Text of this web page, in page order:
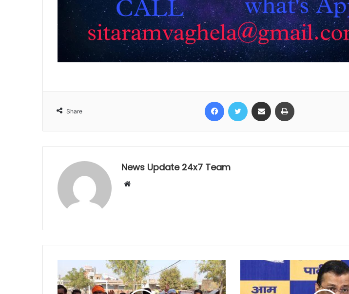
Share
FacebookTwitter Share via Email
News Update 24x7 Team
Website